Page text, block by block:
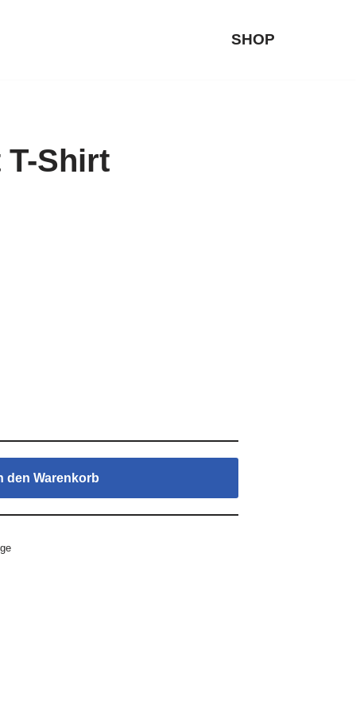
SHOP
T-Shirt
den Warenkorb